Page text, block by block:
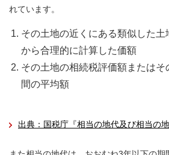
れています。
その土地の近くにある類似した土
から合理的に計算した価額
その土地の相続税評価額または
間の平均額
出典：国税庁『相当の地代及び相当の地